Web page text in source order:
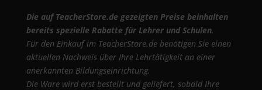
Die auf TeacherStore.de gezeigten Preise beinhalten
bereits spezielle Rabatte für Lehrer und Schulen.
Für den Einkauf im TeacherStore.de benötigen Sie einen
aktuellen Nachweis über Ihre Lehrtätigkeit an einer
anerkannten Bildungseinrichtung.
Die Ware wird erst bestellt und geliefert, sobald Ihre